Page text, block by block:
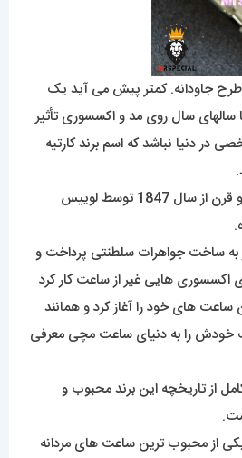
طرح جاودانه. کمتر پیش می آید یک
سالهای سال روی مد و اکسسوری تأثیر
در دنیا نباشد که اسم برند کارتیه
این برند با قدمتی حدود دو قرن از سال 1847 توسط لوییس
به ساخت جواهرات سلطنتی پرداخت و
هایی غیر از ساعت کار کرد
ساعت های خود را آغاز کرد و همانند
خودش را به دنیای ساعت مچی معرفی
از تاریخچه این برند محبوب و
از محبوب ترین ساعت های مردانه